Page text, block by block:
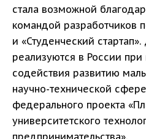
стала возможной
командой разработчиков
и «Студенческий
реализуются в России
содействия развитию
научно-технической
федерального проекта
университетского
предпринимательства».